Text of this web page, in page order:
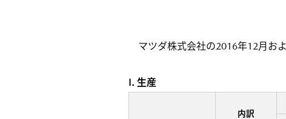
マツダ株式会社の2016年12月お
I. 生産
内訳